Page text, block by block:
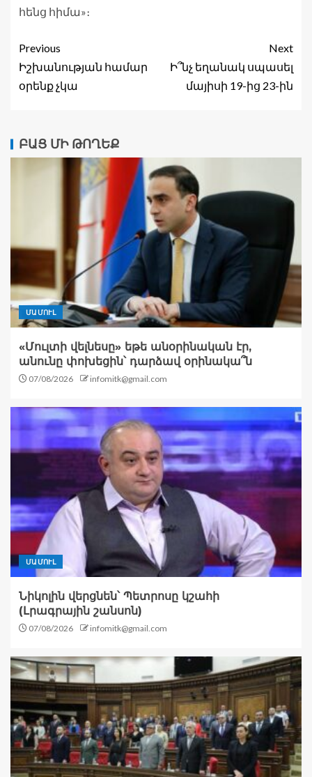
հենց հիմա»։
Previous
Իշխանության համար
օրենք չկա
Next
Ի՞նչ եղանակ սպասել
մայիսի 19-ից 23-ին
ԲԱՑ ՄԻ ԹՈՂԵՔ
ՄԱՄՈՒԼ
«Մուլտի վելնեսը» եթե անօրինական էր,
անունը փոխեցին՝ դարձավ օրինակա՞ն
07/08/2026 infomitk@gmail.com
ՄԱՄՈՒԼ
Նիկոլին վերցնեն՝ Պետրոսը կշահի
(Լրագրային շանսոն)
07/08/2026 infomitk@gmail.com